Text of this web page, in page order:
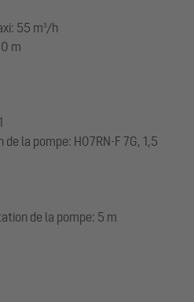
55 m³/h
m
la pompe: H07RN-F 7G, 1,5
de la pompe: 5 m